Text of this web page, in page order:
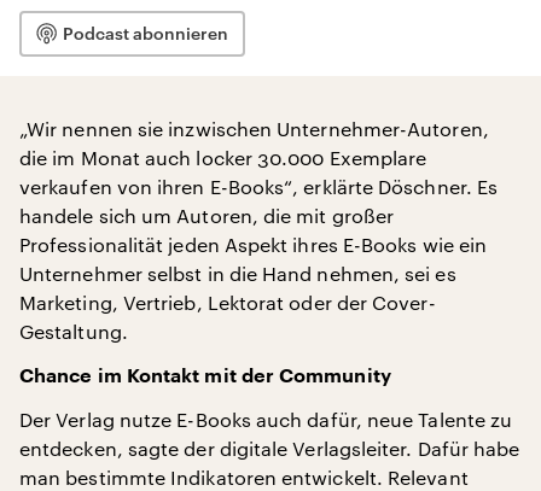
Podcast abonnieren
„Wir nennen sie inzwischen Unternehmer-Autoren,
die im Monat auch locker 30.000 Exemplare
verkaufen von ihren E-Books“, erklärte Döschner. Es
handele sich um Autoren, die mit großer
Professionalität jeden Aspekt ihres E-Books wie ein
Unternehmer selbst in die Hand nehmen, sei es
Marketing, Vertrieb, Lektorat oder der Cover-
Gestaltung.
Chance im Kontakt mit der Community
Der Verlag nutze E-Books auch dafür, neue Talente zu
entdecken, sagte der digitale Verlagsleiter. Dafür habe
man bestimmte Indikatoren entwickelt. Relevant